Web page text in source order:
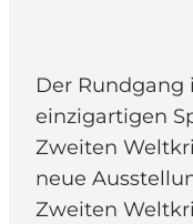
Der
einzigartigen
Zweiten
neue
Zweiten